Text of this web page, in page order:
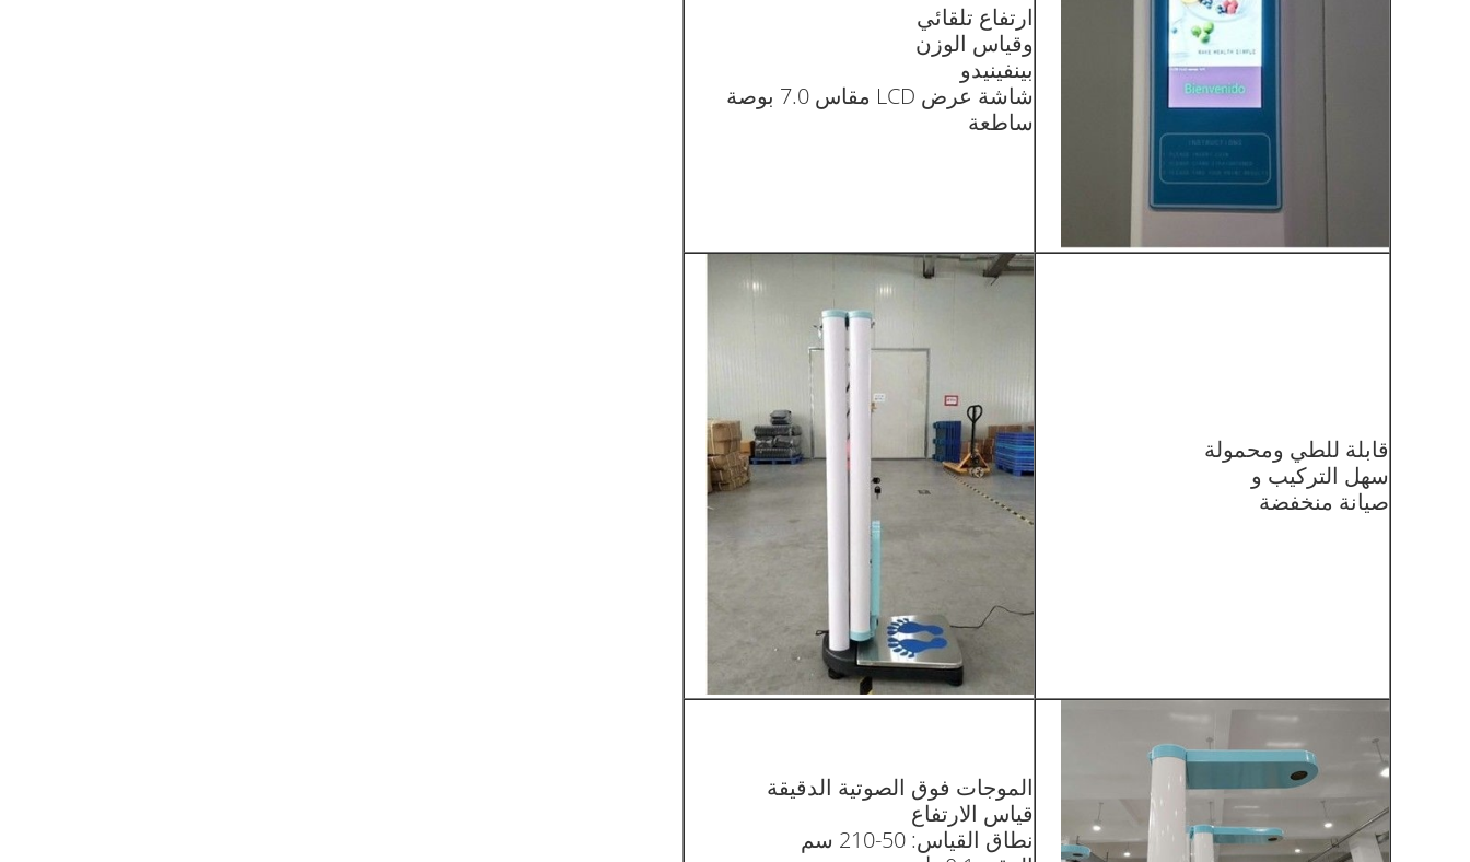
ارتفاع تلقائي
وقياس الوزن
بينفينيدو
شاشة عرض LCD مقاس 7.0 بوصة
ساطعة
قابلة للطي ومحمولة
سهل التركيب و
صيانة منخفضة
الموجات فوق الصوتية الدقيقة
قياس الارتفاع
نطاق القياس: 50-210 سم